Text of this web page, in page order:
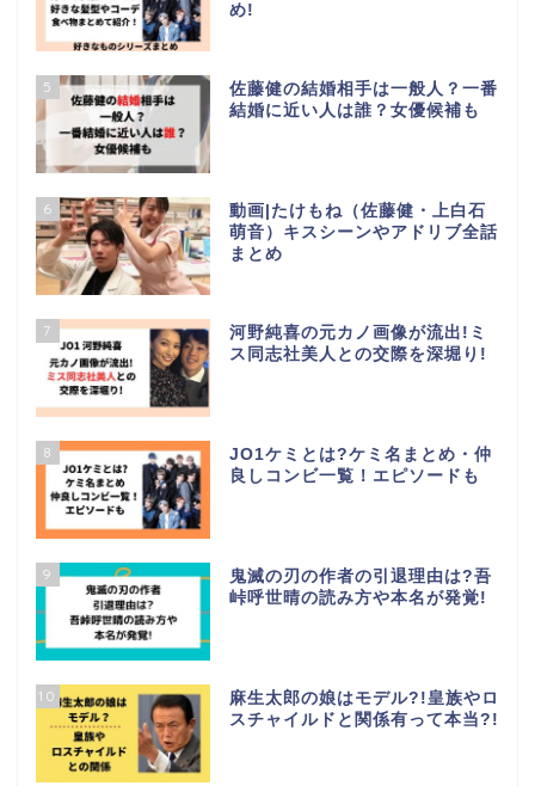
め!
5
佐藤健の結婚相手は一般人？一番
結婚に近い人は誰？女優候補も
6
動画|たけもね（佐藤健・上白石
萌音）キスシーンやアドリブ全話
まとめ
7
河野純喜の元カノ画像が流出!ミ
ス同志社美人との交際を深堀り!
8
JO1ケミとは?ケミ名まとめ・仲
良しコンビ一覧！エピソードも
9
鬼滅の刃の作者の引退理由は?吾
峠呼世晴の読み方や本名が発覚!
10
麻生太郎の娘はモデル?!皇族やロ
スチャイルドと関係有って本当?!